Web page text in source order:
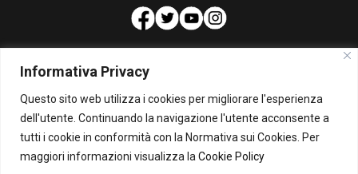
Informativa Privacy
Questo sito web utilizza i cookies per migliorare l'esperienza
dell'utente. Continuando la navigazione l'utente acconsente a
tutti i cookie in conformità con la Normativa sui Cookies. Per
maggiori informazioni visualizza la Cookie Policy
PUBBLICITA'
Per la tua pubblicità su questo Blog:
pubblicita@beppegrillo.it